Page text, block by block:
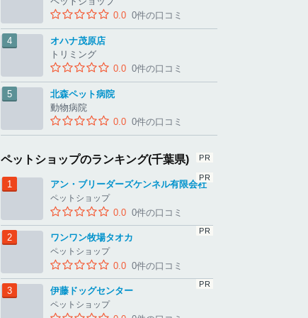
0.0 0件の口コミ
オハナ茂原店
トリミング
0.0 0件の口コミ
北森ペット病院
動物病院
0.0 0件の口コミ
ペットショップのランキング(千葉県)
アン・ブリーダーズケンネル有限会社
ペットショップ
0.0 0件の口コミ
ワンワン牧場タオカ
ペットショップ
0.0 0件の口コミ
伊藤ドッグセンター
ペットショップ